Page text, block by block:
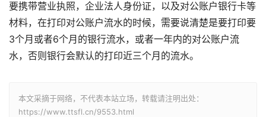
要携带营业执照，企业法人身份证，以及对公账户银行卡等
材料，在打印对公账户流水的时候，需要说清楚是要打印要
3个月或者6个月的银行流水，或者一年内的对公账户流
水，否则银行会默认的打印近三个月的流水。
本文采摘于网络，不代表本站立场，转载请注明出处：
https://www.ttsfl.cn/9553.html